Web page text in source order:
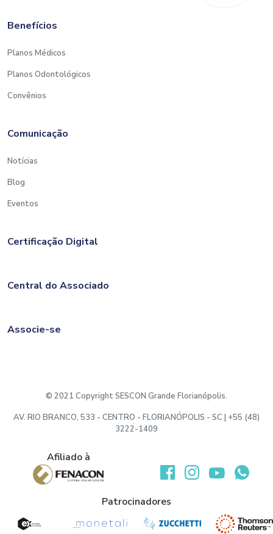
Benefícios
Planos Médicos
Planos Odontológicos
Convênios
Comunicação
Notícias
Blog
Eventos
Certificação Digital
Central do Associado
Associe-se
© 2021 Copyright SESCON Grande Florianópolis.
AV. RIO BRANCO, 533 - CENTRO - FLORIANÓPOLIS - SC | +55 (48)
3222-1409
Afiliado à
Desenvolvido por:
Patrocinadores